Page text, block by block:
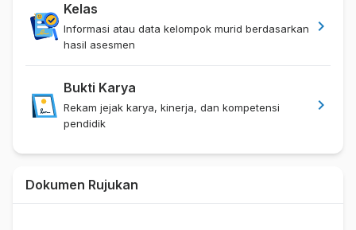
Kelas
Informasi atau data kelompok murid berdasarkan
hasil asesmen
chevron_right
Bukti Karya
Rekam jejak karya, kinerja, dan kompetensi
pendidik
chevron_right
Dokumen Rujukan